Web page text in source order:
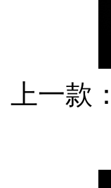
上一款：